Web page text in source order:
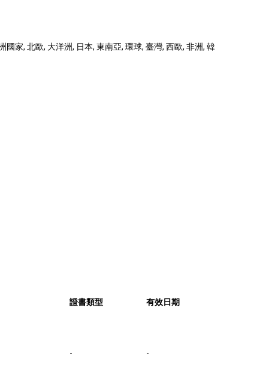
國家, 北歐, 大洋洲, 日本, 東南亞, 環球, 臺灣, 西歐, 非洲, 韓
證書類型 有效日期
- -